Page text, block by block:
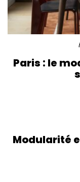
Paris : le
Modularité